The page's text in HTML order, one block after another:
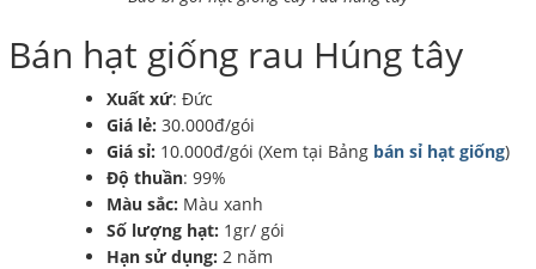
Bán hạt giống rau Húng tây
Xuất xứ: Đức
Giá lẻ: 30.000đ/gói
Giá sỉ: 10.000đ/gói (Xem tại Bảng bán sỉ hạt giống)
Độ thuần: 99%
Màu sắc: Màu xanh
Số lượng hạt: 1gr/ gói
Hạn sử dụng: 2 năm